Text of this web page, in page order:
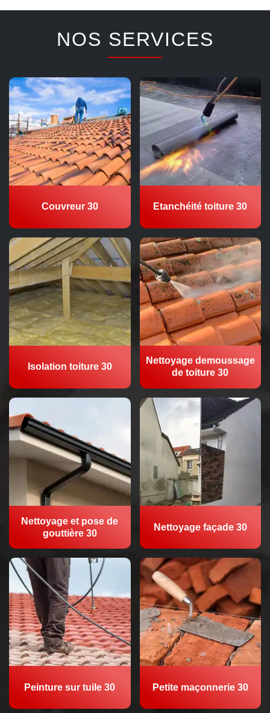
NOS SERVICES
Couvreur 30 Etanchéité toiture 30
Isolation toiture 30
Nettoyage demoussage
de toiture 30
Nettoyage et pose de
gouttière 30
Nettoyage façade 30
Peinture sur tuile 30 Petite maçonnerie 30